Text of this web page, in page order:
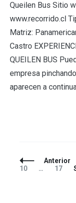
Queilen Bus Sitio
www.recorrido.cl
Matriz:
Castro
QUEILEN BUS
empresa
aparecen a
Navegación
de
Anterior
10
… 17